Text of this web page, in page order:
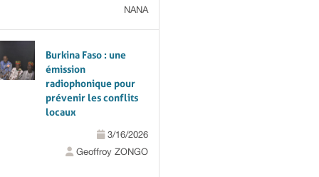
NANA
Burkina Faso : une
émission
radiophonique pour
prévenir les conflits
locaux
3/16/2026
Geoffroy ZONGO